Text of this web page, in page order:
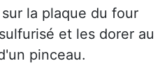
la plaque du four
et les dorer au
pinceau.